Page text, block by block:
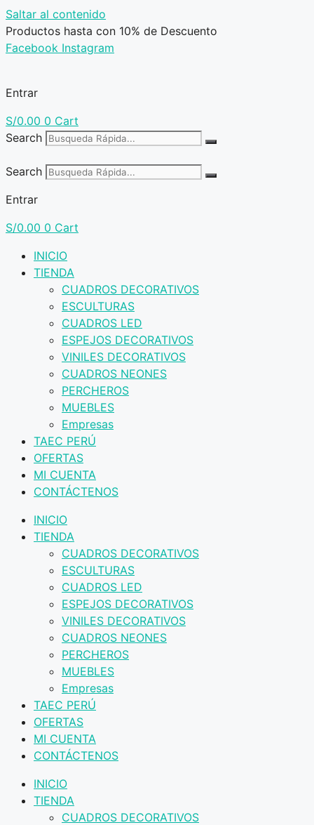
Saltar al contenido
Productos hasta con 10% de Descuento
Facebook Instagram
Entrar
S/0.00 0 Cart
Search
Search
Entrar
S/0.00 0 Cart
INICIO
TIENDA
CUADROS DECORATIVOS
ESCULTURAS
CUADROS LED
ESPEJOS DECORATIVOS
VINILES DECORATIVOS
CUADROS NEONES
PERCHEROS
MUEBLES
Empresas
TAEC PERÚ
OFERTAS
MI CUENTA
CONTÁCTENOS
INICIO
TIENDA
CUADROS DECORATIVOS
ESCULTURAS
CUADROS LED
ESPEJOS DECORATIVOS
VINILES DECORATIVOS
CUADROS NEONES
PERCHEROS
MUEBLES
Empresas
TAEC PERÚ
OFERTAS
MI CUENTA
CONTÁCTENOS
INICIO
TIENDA
CUADROS DECORATIVOS